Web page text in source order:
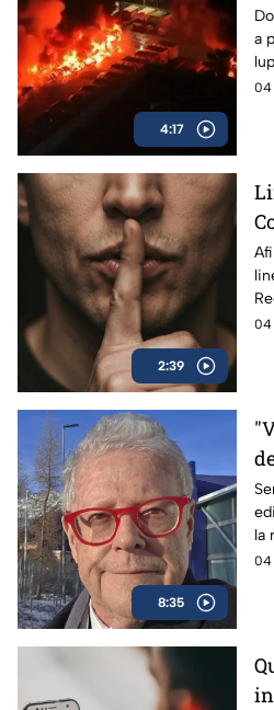
4:17
a
04
2:39
04
8:35
la
04